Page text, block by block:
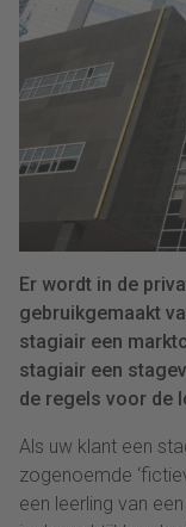
Er wordt in de
gebruikgemaakt
stagiair een
stagiair een
de regels voor de
Als uw klant een
zogenoemde
een leerling van